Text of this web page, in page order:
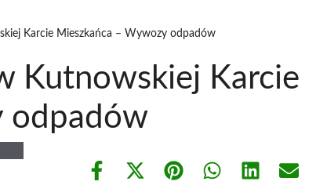
Karcie Mieszkańca – Wywozy odpadów
Kutnowskiej Karcie
odpadów
Share
Share Share Share Share Share